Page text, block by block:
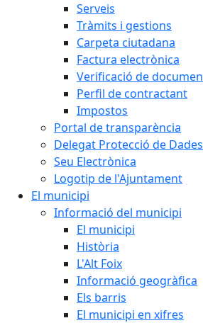
Serveis
Tràmits i gestions
Carpeta ciutadana
Factura electrònica
Verificació de
Perfil de contractant
Impostos
Portal de transparència
Delegat Protecció de
Seu Electrònica
Logotip de l'Ajuntament
El municipi
Informació del municipi
El municipi
Història
L'Alt Foix
Informació geogràfica
Els barris
El municipi en xifres